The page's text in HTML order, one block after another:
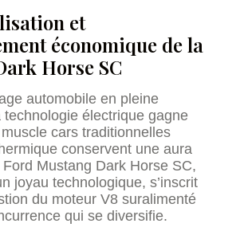
et
économique de la
Horse SC
automobile en pleine
technologie électrique gagne
cars traditionnelles
conservent une aura
Mustang Dark Horse SC,
joyau technologique, s’inscrit
du moteur V8 suralimenté
qui se diversifie.